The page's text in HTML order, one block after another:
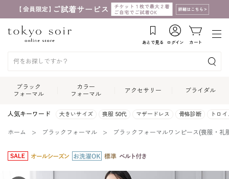
あとで見る ログイン カート
ブラック
フォーマル
カラー
フォーマル
アクセサリー ブライダル
人気キーワード 大きいサイズ 喪服 50代 マザードレス 骨格診断 トロ
ホーム ブラックフォーマル ブラックフォーマルワンピース(喪服・礼